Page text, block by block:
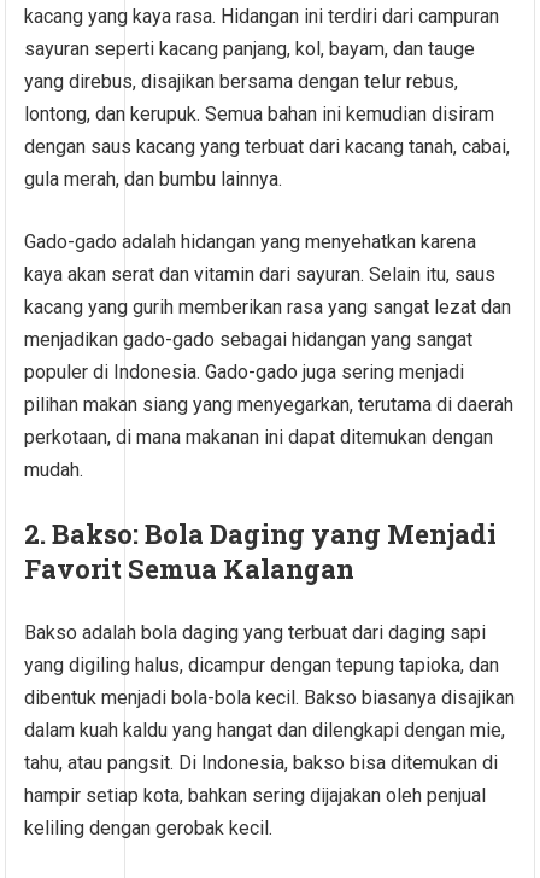
kacang yang kaya rasa. Hidangan ini terdiri dari campuran
sayuran seperti kacang panjang, kol, bayam, dan tauge
yang direbus, disajikan bersama dengan telur rebus,
lontong, dan kerupuk. Semua bahan ini kemudian disiram
dengan saus kacang yang terbuat dari kacang tanah, cabai,
gula merah, dan bumbu lainnya.
Gado-gado adalah hidangan yang menyehatkan karena
kaya akan serat dan vitamin dari sayuran. Selain itu, saus
kacang yang gurih memberikan rasa yang sangat lezat dan
menjadikan gado-gado sebagai hidangan yang sangat
populer di Indonesia. Gado-gado juga sering menjadi
pilihan makan siang yang menyegarkan, terutama di daerah
perkotaan, di mana makanan ini dapat ditemukan dengan
mudah.
2. Bakso: Bola Daging yang Menjadi
Favorit Semua Kalangan
Bakso adalah bola daging yang terbuat dari daging sapi
yang digiling halus, dicampur dengan tepung tapioka, dan
dibentuk menjadi bola-bola kecil. Bakso biasanya disajikan
dalam kuah kaldu yang hangat dan dilengkapi dengan mie,
tahu, atau pangsit. Di Indonesia, bakso bisa ditemukan di
hampir setiap kota, bahkan sering dijajakan oleh penjual
keliling dengan gerobak kecil.